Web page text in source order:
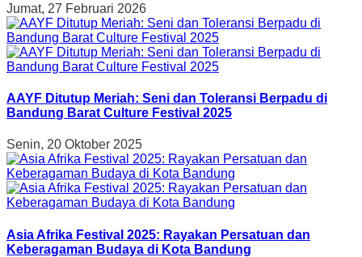
Jumat, 27 Februari 2026
AAYF Ditutup Meriah: Seni dan Toleransi Berpadu di
Bandung Barat Culture Festival 2025
Senin, 20 Oktober 2025
Asia Afrika Festival 2025: Rayakan Persatuan dan
Keberagaman Budaya di Kota Bandung